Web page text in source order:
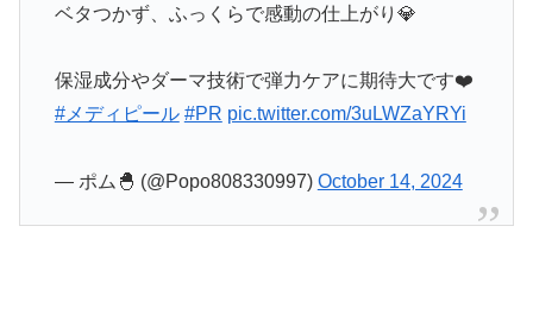
ベタつかず、ふっくらで感動の仕上がり💎
保湿成分やダーマ技術で弾力ケアに期待大です❤️
#メディピール #PR pic.twitter.com/3uLWZaYRYi
— ポム🐣 (@Popo808330997) October 14, 2024